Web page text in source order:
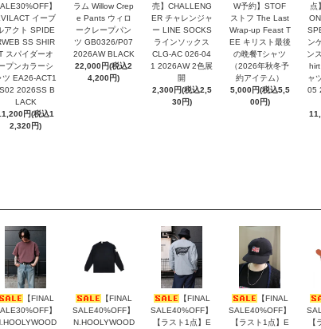
】
イーブ
アクト SPIDE
SS SHIR
スパイダーオ
プンカラーシ
ツ EA26-ACT1
2026SS B
LACK
円(税込1
2,320円)
ラム Willow Crep
e Pants ウィロ
ークレープパン
ツ GB0326/P07
2026AW BLACK
22,000円(税込2
4,200円)
売】CHALLENG
ER チャレンジャ
ー LINE SOCKS
ラインソックス
CLG-AC 026-04
1 2026AW 2色展
開
2,300円(税込2,5
30円)
W予約】STOF
ストフ The Last
Wrap-up Feast T
EE キリスト最後
の晩餐Tシャツ
（2026年秋冬予
約アイテム）
5,000円(税込5,5
00円)
点
ン
ン
ャ
05
【FINAL
】
【FINAL
SALE40%OFF】
N.HOOLYWOOD
【FINAL
SALE40%OFF】
【ラスト1点】E
【FINAL
SALE40%OFF】
【ラスト1点】E